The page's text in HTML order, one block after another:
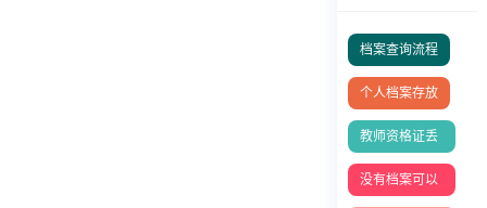
档案查询流程
个人档案存放
教师资格证丢
失补办
没有档案可以